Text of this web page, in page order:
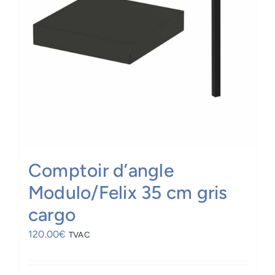
Comptoir d’angle
Modulo/Felix 35 cm gris
cargo
120.00€ TVAC